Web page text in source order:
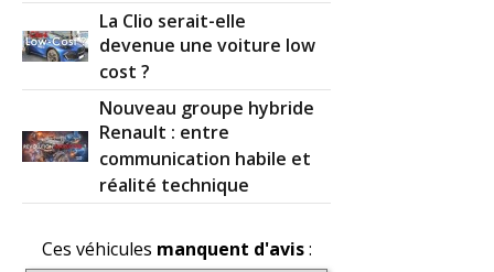
La Clio serait-elle
devenue une voiture low
cost ?
Nouveau groupe hybride
Renault : entre
communication habile et
réalité technique
Ces véhicules manquent d'avis: